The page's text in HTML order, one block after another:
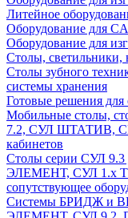
Литейное
Оборудование для
Оборудование для
Cтолы,
Столы зубного
системы хранения
Готовые решения для
Мобильные столы,
7.2, СУЛ ШТАТИВ,
кабинетов
Столы серии СУЛ 9.3
ЭЛЕМЕНТ, СУЛ 1.х
сопутствующее
Системы БРИДЖ и